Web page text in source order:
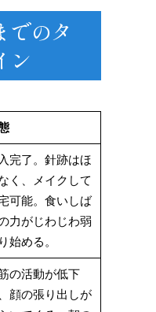
でのタ
ン
完了。針跡はほ
く、メイクして
可能。食いしば
力がじわじわ弱
始める。
の活動が低下
顔の張り出しが